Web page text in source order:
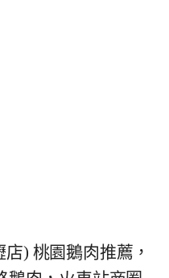
) 桃園鵝肉推薦，